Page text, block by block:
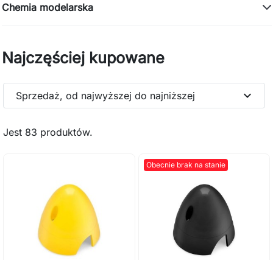
Chemia modelarska
Najczęściej kupowane
Jest 83 produktów.
Sprzedaż, od najwyższej do najniższej expand_more
Obecnie brak na stanie